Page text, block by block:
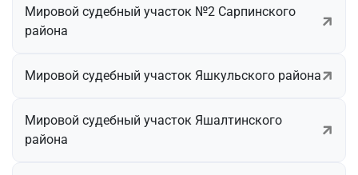
Мировой судебный участок №2 Сарпинского
района
Мировой судебный участок Яшкульского района
Мировой судебный участок Яшалтинского
района